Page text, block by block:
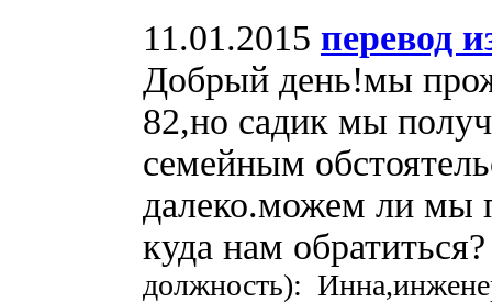
11.01.2015 перевод
Добрый день!мы
82,но садик мы
семейным
далеко.можем ли мы
куда нам
должность):